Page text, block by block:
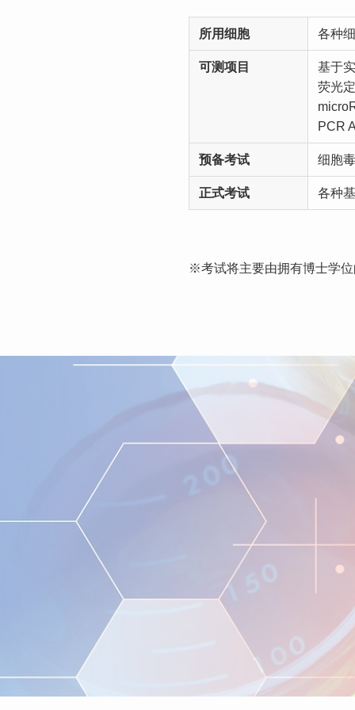
所用细胞 各种
可测项目
基于
荧光
PCR
预备考试 细胞
正式考试 各种
※考试将主要由拥有博士学